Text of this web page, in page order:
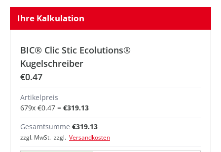
Ihre Kalkulation
BIC® Clic Stic Ecolutions®
Kugelschreiber
€0.47
Artikelpreis
679x €0.47 = €319.13
Gesamtsumme €319.13
zzgl. MwSt. zzgl. Versandkosten